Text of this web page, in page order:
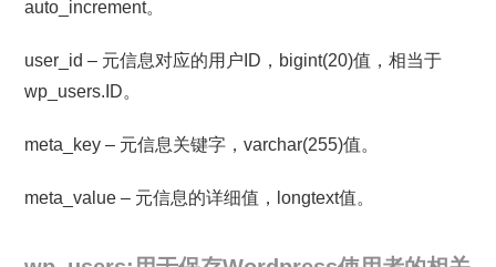
auto_increment。
user_id – 元信息对应的用户ID，bigint(20)值，相当于
wp_users.ID。
meta_key – 元信息关键字，varchar(255)值。
meta_value – 元信息的详细值，longtext值。